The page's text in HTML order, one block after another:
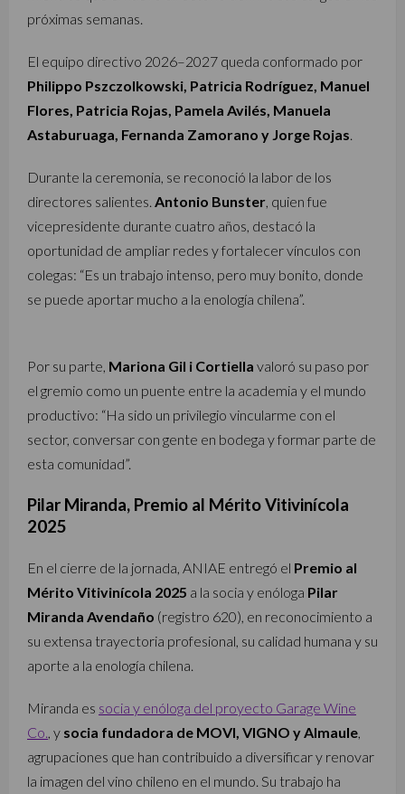
próximas semanas.
El equipo directivo 2026–2027 queda conformado por
Philippo Pszczolkowski, Patricia Rodríguez, Manuel
Flores, Patricia Rojas, Pamela Avilés, Manuela
Astaburuaga, Fernanda Zamorano y Jorge Rojas
Durante la ceremonia, se reconoció la labor de los
directores salientes. Antonio Bunster , quien fue
vicepresidente durante cuatro años, destacó la
oportunidad de ampliar redes y fortalecer vínculos con
colegas: “Es un trabajo intenso, pero muy bonito, donde
se puede aportar mucho a la enología chilena”.
Por su parte, Mariona Gil i Cortiella valoró su paso por
el gremio como un puente entre la academia y el mundo
productivo: “Ha sido un privilegio vincularme con el
sector, conversar con gente en bodega y formar parte de
esta comunidad”.
Pilar Miranda, Premio al Mérito Vitivinícola
2025
En el cierre de la jornada, ANIAE entregó el Premio al
Mérito Vitivinícola 2025 a la socia y enóloga Pilar
Miranda Avendaño (registro 620), en reconocimiento a
su extensa trayectoria profesional, su calidad humana y su
aporte a la enología chilena.
Miranda es socia y enóloga del proyecto Garage Wine
Co. , y socia fundadora de MOVI, VIGNO y Almaule
agrupaciones que han contribuido a diversificar y renovar
la imagen del vino chileno en el mundo. Su trabajo ha